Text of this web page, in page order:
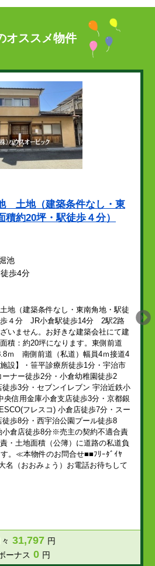
オススメ物件
土地（建築条件なし・東
約20坪・駅徒歩４分）
池
歩4分
地（建築条件なし・東南角地・駅徒
歩４分 JR小倉駅徒歩14分 2駅2路
いません。お好きな建築会社にて建
積：約20坪になります。東側前道
ｍ 南側前道（私道）幅員4ｍ接道4
設】・笹平診療所徒歩1分・宇治市
ナー徒歩2分・小倉幼稚園徒歩2
歩3分・セブンイレブン 宇治近鉄小
央信用金庫小倉支店徒歩3分・京都銀
フレスコ) 小倉店徒歩7分・スー
歩8分・西宇治公園プール徒歩8
小倉店徒歩8分※売主の契約不適合責
・土地面積（公簿）に道路の私道負
。≪本物件のお問合せ■■ﾌﾘｰﾀﾞｲﾔ
名（おおみょう）お電話お待ちして
31,797 円
ーナス 0 円